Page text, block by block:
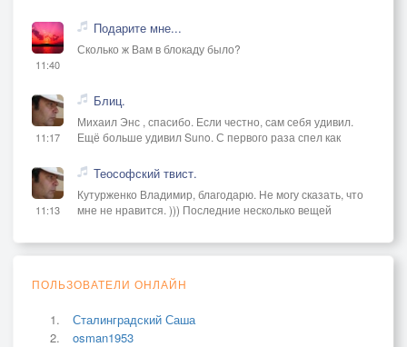
11:40
Подарите мне...
Сколько ж Вам в блокаду было?
11:17
Блиц.
Михаил Энс , спасибо. Если честно, сам себя удивил.
Ещё больше удивил Suno. С первого раза спел как
11:13
Теософский твист.
Кутурженко Владимир, благодарю. Не могу сказать, что
мне не нравится. ))) Последние несколько вещей
ПОЛЬЗОВАТЕЛИ ОНЛАЙН
Сталинградский Саша
osman1953